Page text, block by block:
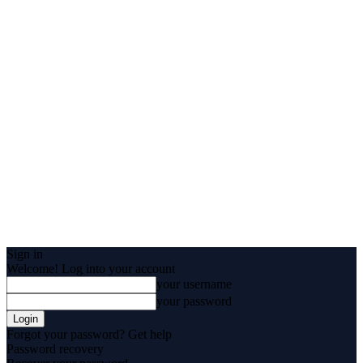
Sign in
Welcome! Log into your account
your username
your password
Forgot your password? Get help
Password recovery